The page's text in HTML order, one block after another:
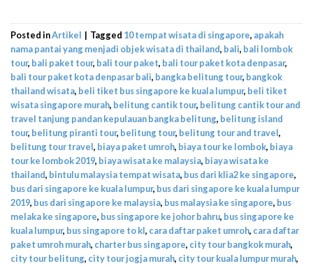
Posted inArtikel | Tagged 10 tempat wisata di singapore, apakah
nama pantai yang menjadi objek wisata di thailand, bali, bali lombok
tour, bali paket tour, bali tour paket, bali tour paket kota denpasar,
bali tour paket kota denpasar bali, bangka belitung tour, bangkok
thailand wisata, beli tiket bus singapore ke kuala lumpur, beli tiket
wisata singapore murah, belitung cantik tour, belitung cantik tour and
travel tanjung pandan kepulauan bangka belitung, belitung island
tour, belitung piranti tour, belitung tour, belitung tour and travel,
belitung tour travel, biaya paket umroh, biaya tour ke lombok, biaya
tour ke lombok 2019, biaya wisata ke malaysia, biaya wisata ke
thailand, bintulu malaysia tempat wisata, bus dari klia2 ke singapore,
bus dari singapore ke kuala lumpur, bus dari singapore ke kuala lumpur
2019, bus dari singapore ke malaysia, bus malaysia ke singapore, bus
melaka ke singapore, bus singapore ke johor bahru, bus singapore ke
kuala lumpur, bus singapore to kl, cara daftar paket umroh, cara daftar
paket umroh murah, charter bus singapore, city tour bangkok murah,
city tour belitung, city tour jogja murah, city tour kuala lumpur murah,